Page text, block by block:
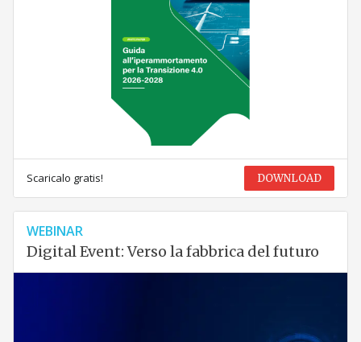
Scaricalo gratis! DOWNLOAD
WEBINAR
Digital Event: Verso la fabbrica del futuro